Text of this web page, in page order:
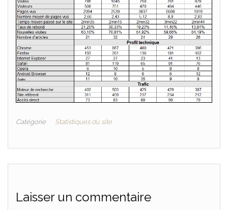
Catégorie Statistiques du site
Laisser un commentaire